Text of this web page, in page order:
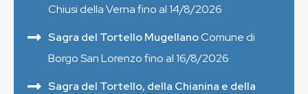
Chiusi della Verna fino al 14/8/2026
Sagra del Tortello MugellanoComune di
Borgo San Lorenzo fino al 16/8/2026
Sagra del Tortello, della Chianina e della